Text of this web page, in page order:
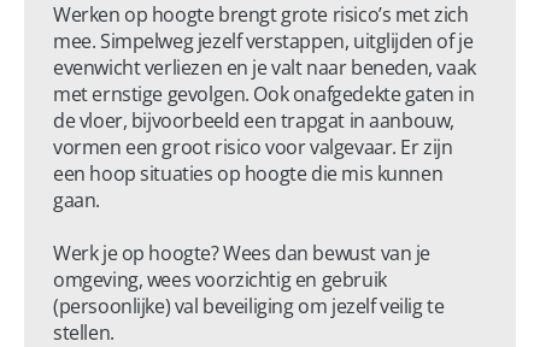
Werken op hoogte brengt grote risico’s met zich
mee. Simpelweg jezelf verstappen, uitglijden of je
evenwicht verliezen en je valt naar beneden, vaak
met ernstige gevolgen. Ook onafgedekte gaten in
de vloer, bijvoorbeeld een trapgat in aanbouw,
vormen een groot risico voor valgevaar. Er zijn
een hoop situaties op hoogte die mis kunnen
gaan.
Werk je op hoogte? Wees dan bewust van je
omgeving, wees voorzichtig en gebruik
(persoonlijke) val beveiliging om jezelf veilig te
stellen.